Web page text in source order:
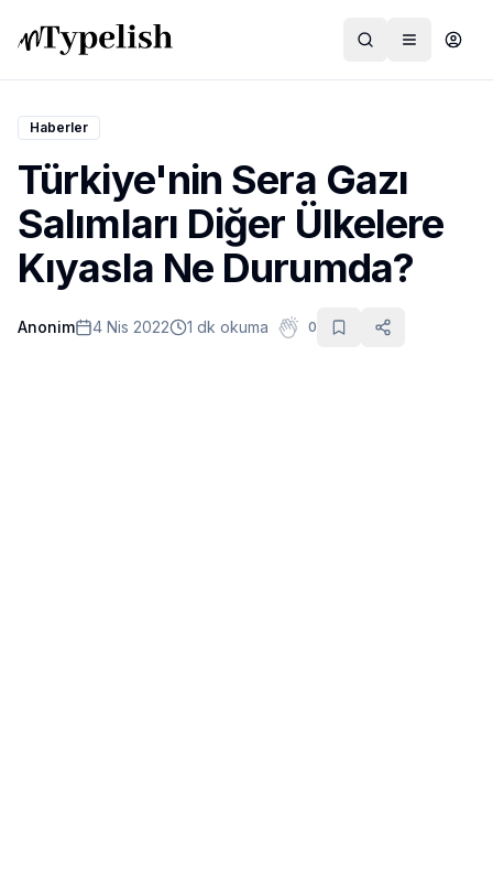
Dünya
Film ve Dizi
Kültür ve Sanat
Sağlık
Haberler
Türkiye'nin Sera Gazı
Salımları Diğer Ülkelere
Kıyasla Ne Durumda?
Anonim 4 Nis 2022 1 dk okuma 0